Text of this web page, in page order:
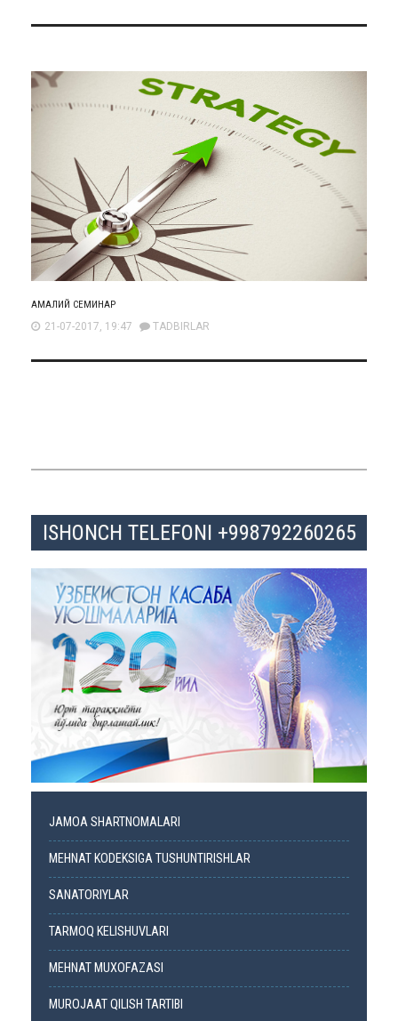
АМАЛИЙ СЕМИНАР
21-07-2017, 19:47 TADBIRLAR
ISHONCH TELEFONI +998792260265
JAMOA SHARTNOMALARI
MEHNAT KODEKSIGA TUSHUNTIRISHLAR
SANATORIYLAR
TARMOQ KELISHUVLARI
MEHNAT MUXOFAZASI
MUROJAAT QILISH TARTIBI